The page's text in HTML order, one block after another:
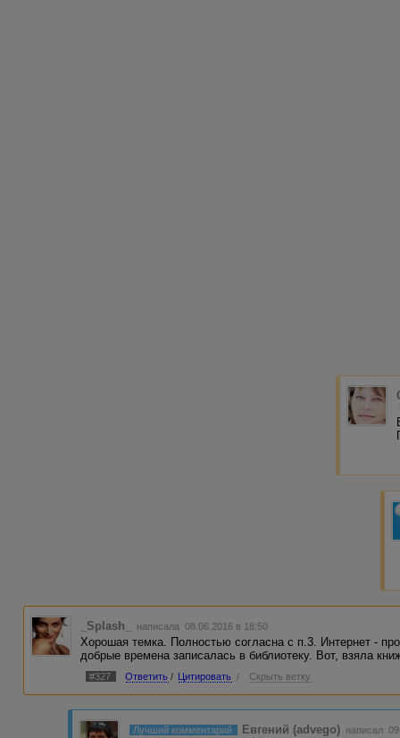
_Splash_ написала 08.06.2016 в 18:50
Хорошая темка. Полностью согласна с п.3. Интернет -
добрые времена записалась в библиотеку. Вот, взяла
#327 Ответить / Цитировать / Скрыть ветку
Лучший комментарий Евгений (advego) написал